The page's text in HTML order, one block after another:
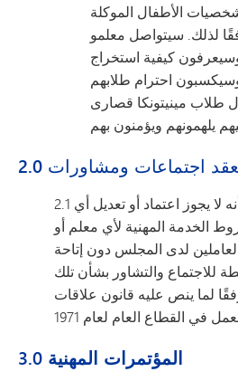
الأطفال الموكلة
لذلك. سيتواصل معلمو
كيفية استخراج
احترام طلابهم
طلاب مينيتونكا قصارى
بعقد اجتماعات ومشاورات
2.1 يوافق المجلس على أنه لا يجوز اعتماد أو تعديل أي
الخدمة المهنية لأي معلم أو
لدى المجلس دون إتاحة
للاجتماع والتشاور بشأن تلك
لما ينص عليه قانون علاقات
3.0 المؤتمرات المهنية